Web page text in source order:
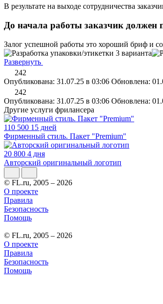
В результате на выходе сотрудничества
До начала работы заказчик должен
Залог успешной работы это хороший бриф и
Развернуть
242
Опубликована: 31.07.25 в 03:06 Обновлена:
242
Опубликована: 31.07.25 в 03:06 Обновлена:
Другие услуги фрилансера
110 500 15 дней
Фирменный стиль. Пакет "Premium"
20 800 4 дня
Авторский оригинальный логотип
© FL.ru, 2005 – 2026
О проекте
Правила
Безопасность
Помощь
© FL.ru, 2005 – 2026
О проекте
Правила
Безопасность
Помощь